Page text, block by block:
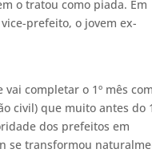
o tratou como piada. Em
prefeito, o jovem ex-
completar o 1º mês
civil) que muito antes do
dos prefeitos em
se transformou